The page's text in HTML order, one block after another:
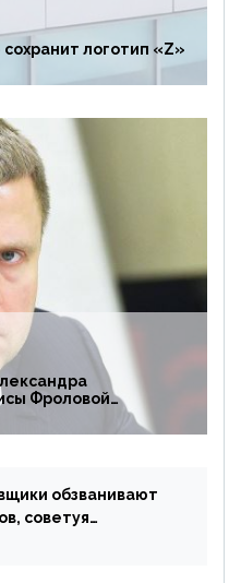
логотип «Z»
Фроловой
1,5 млрд р.
обзванивают
советуя